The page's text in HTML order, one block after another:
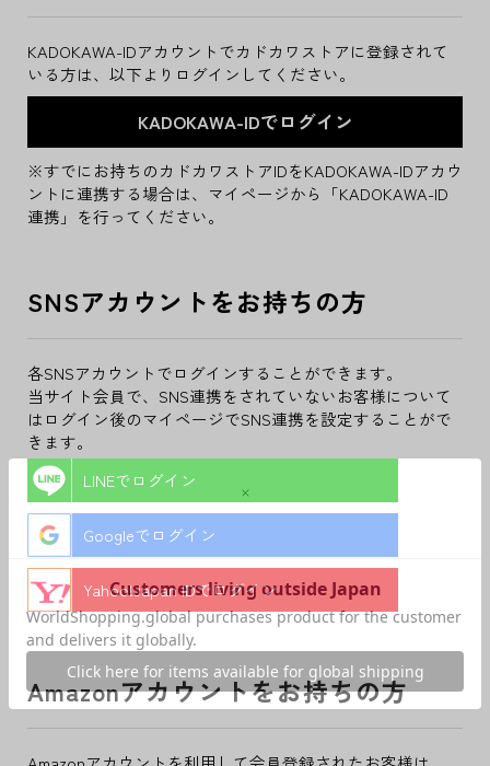
KADOKAWA-IDアカウントでカドカワストアに登録されて
いる方は、以下よりログインしてください。
※すでにお持ちのカドカワストアIDをKADOKAWA-IDアカウ
ントに連携する場合は、マイページから「KADOKAWA-ID
連携」を行ってください。
SNSアカウントをお持ちの方
各SNSアカウントでログインすることができます。
当サイト会員で、SNS連携をされていないお客様について
はログイン後のマイページでSNS連携を設定することがで
きます。
LINEでログイン
Googleでログイン
Yahoo!Japan IDでログイン
Amazonアカウントをお持ちの方